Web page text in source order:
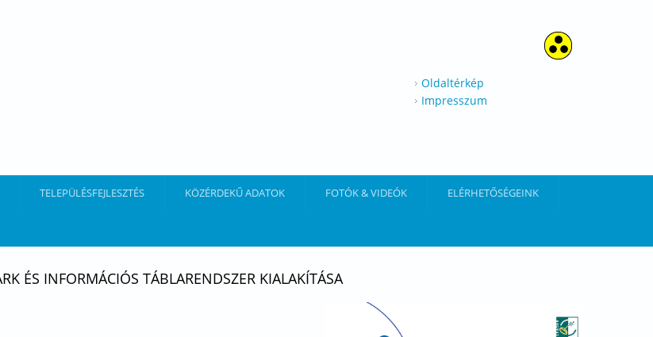
Oldaltérkép
Impresszum
TELEPÜLÉSFEJLESZTÉS KÖZÉRDEKŰ ADATOK FOTÓK & VIDEÓK ELÉRHETŐSÉGEINK
ÉS INFORMÁCIÓS TÁBLARENDSZER KIALAKÍTÁSA